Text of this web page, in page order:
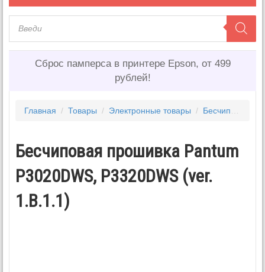
Сброс памперса в принтере Epson, от 499
рублей!
Главная / Товары / Электронные товары / Бесчиповые прошивки PANTUM 2
Бесчиповая прошивка Pantum
P3020DWS, P3320DWS (ver.
1.B.1.1)